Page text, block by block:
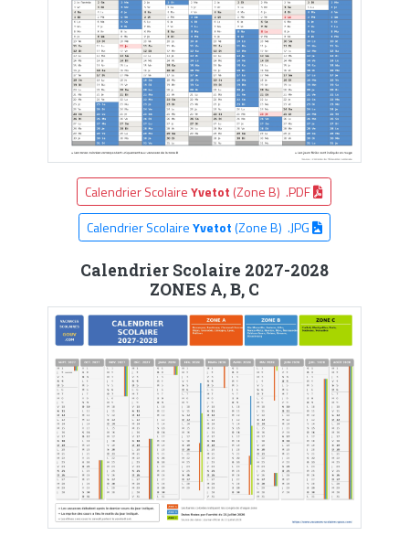
Calendrier ScolaireYvetot (Zone B) .PDF
Calendrier ScolaireYvetot(Zone B) .JPG
Calendrier Scolaire 2027-2028
ZONES A, B, C